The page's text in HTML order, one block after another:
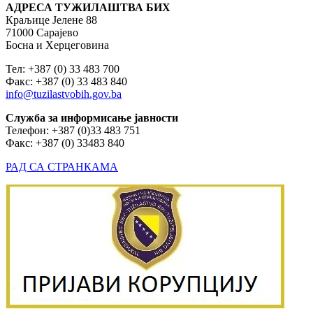
АДРЕСА ТУЖИЛАШТВА БИХ
Краљице Јелене 88
71000 Сарајево
Босна и Херцеговина
Тел: +387 (0) 33 483 700
Факс: +387 (0) 33 483 840
info@tuzilastvobih.gov.ba
Служба за информисање јавности
Телефон: +387 (0)33 483 751
Факс: +387 (0) 33483 840
РАД СА СТРАНКАМА